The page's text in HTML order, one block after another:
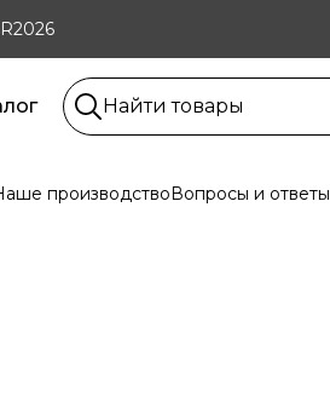
производствоВопросы и ответы